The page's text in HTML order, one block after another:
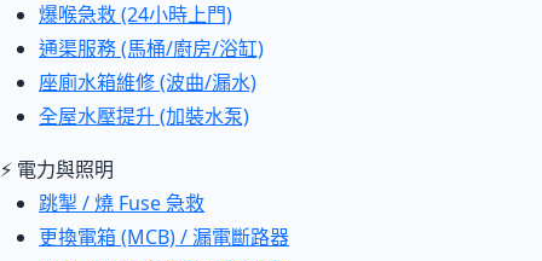
爆喉急救 (24小時上門)
通渠服務 (馬桶/廚房/浴缸)
座廁水箱維修 (波曲/漏水)
全屋水壓提升 (加裝水泵)
⚡ 電力與照明
跳掣 / 燒 Fuse 急救
更換電箱 (MCB) / 漏電斷路器